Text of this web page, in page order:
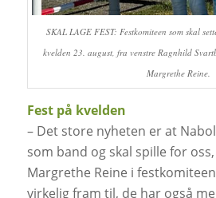
SKAL LAGE FEST: Festkomiteen som skal
kvelden 23. august, fra venstre Ragnhild
Margrethe Reine.
Fest på kvelden
– Det store nyheten er at
som band og skal spille for
Margrethe Reine i
virkelig fram til, de har også